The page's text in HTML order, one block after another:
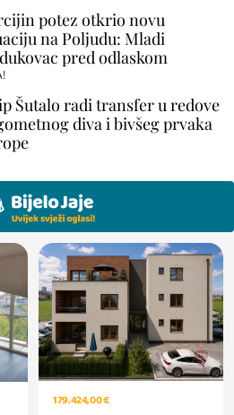
potez otkrio novu
na Poljudu: Mladi
pred odlaskom
Šutalo radi transfer u redove
diva i bivšeg prvaka
179.424,00 €